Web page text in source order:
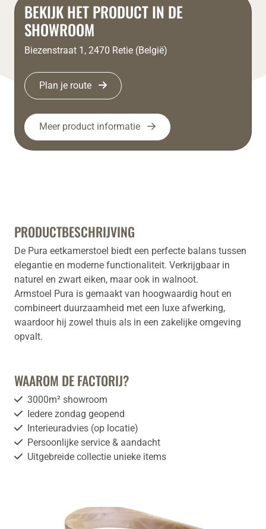
BEKIJK HET PRODUCT IN DE
SHOWROOM
Biezenstraat 1, 2470 Retie (België)
Plan je route
Meer product informatie
PRODUCTBESCHRIJVING
De Pura eetkamerstoel biedt een perfecte balans tussen
elegantie en moderne functionaliteit. Verkrijgbaar in
naturel en zwart eiken, maar ook in walnoot.
Armstoel Pura is gemaakt van hoogwaardig hout en
combineert duurzaamheid met een luxe afwerking,
waardoor hij zowel thuis als in een zakelijke omgeving
opvalt.
WAAROM DE FACTORIJ?
3000m² showroom
Iedere zondag geopend
Interieuradvies (op locatie)
Persoonlijke service & aandacht
Uitgebreide collectie unieke items